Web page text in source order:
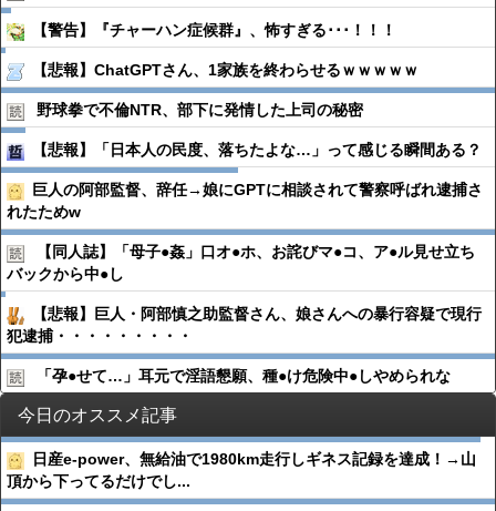
【警告】『チャーハン症候群』、怖すぎる･･･！！！
【悲報】ChatGPTさん、1家族を終わらせるｗｗｗｗｗ
野球拳で不倫NTR、部下に発情した上司の秘密
【悲報】「日本人の民度、落ちたよな…」って感じる瞬間ある？
巨人の阿部監督、辞任→娘にGPTに相談されて警察呼ばれ逮捕さ
れたためw
【同人誌】「母子●︎姦」口オ●︎ホ、お詫びマ●︎コ、ア●︎ル見せ立ち
バックから中●︎し
【悲報】巨人・阿部慎之助監督さん、娘さんへの暴行容疑で現行
犯逮捕・・・・・・・・・
「孕●︎せて…」耳元で淫語懇願、種●︎け危険中●︎しやめられな
今日のオススメ記事
日産e-power、無給油で1980km走行しギネス記録を達成！→山
頂から下ってるだけでし...